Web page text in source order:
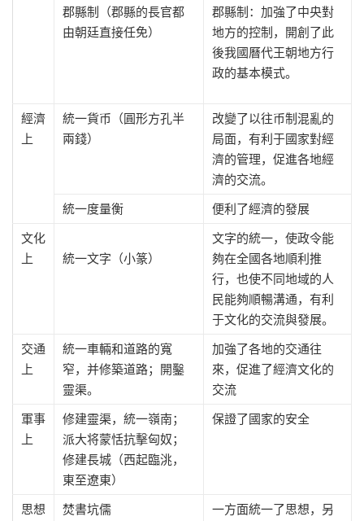
郡縣制（郡縣的長官都
由朝廷直接任免）
郡縣制：加強了中央對
地方的控制，開創了此
後我國曆代王朝地方行
政的基本模式。
經濟
上
統一貨币（圓形方孔半
兩錢）
改變了以往币制混亂的
局面，有利于國家對經
濟的管理，促進各地經
濟的交流。
統一度量衡
便利了經濟的發展
文化
上
統一文字（小篆）
文字的統一，使政令能
夠在全國各地順利推
行，也使不同地域的人
民能夠順暢溝通，有利
于文化的交流與發展。
交通
上
統一車輛和道路的寬
窄，并修築道路；開鑿
靈渠。
加強了各地的交通往
來，促進了經濟文化的
交流
軍事
上
修建靈渠，統一嶺南；
派大将蒙恬抗擊匈奴；
修建長城（西起臨洮，
東至遼東）
保證了國家的安全
思想
焚書坑儒
一方面統一了思想，另